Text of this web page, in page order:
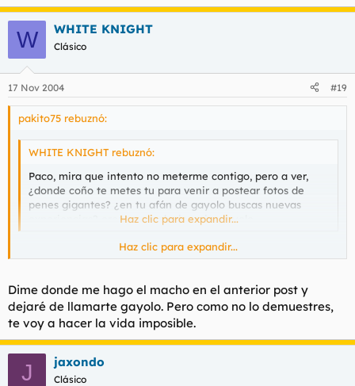
W WHITE KNIGHT
Clásico
17 Nov 2004 #19
pakito75 rebuznó:
WHITE KNIGHT rebuznó:
Paco, mira que intento no meterme contigo, pero a ver,
¿donde coño te metes tu para venir a postear fotos de
penes gigantes? ¿en tu afán de gayolo buscas nuevas
experiencias? eres un revolucionario, gayolo.
Haz clic para expandir...
No te hagas el macho, que seguro que se te hace la boca agua
Haz clic para expandir...
Dime donde me hago el macho en el anterior post y
dejaré de llamarte gayolo. Pero como no lo demuestres,
te voy a hacer la vida imposible.
J jaxondo
Clásico